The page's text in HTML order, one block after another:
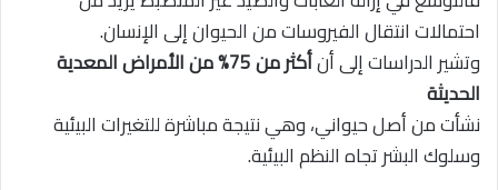
احتمالات انتقال الفيروسات من الحيوان إلى الإنسان.
وتشير الدراسات إلى أن
أكثر من 75% من الأمراض المعدية
الحديثة
نشأت من أصل حيواني، وهي نتيجة مباشرة للتغيرات البيئية
وسلوك البشر تجاه النظم البيئية.